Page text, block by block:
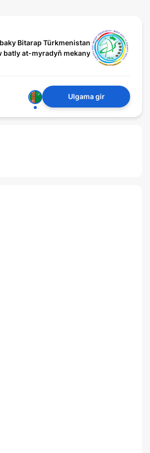
Bitarap Türkmenistan
batly at-myradyň mekany
Ulgama gir